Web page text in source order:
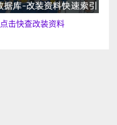
点击快查改装资料